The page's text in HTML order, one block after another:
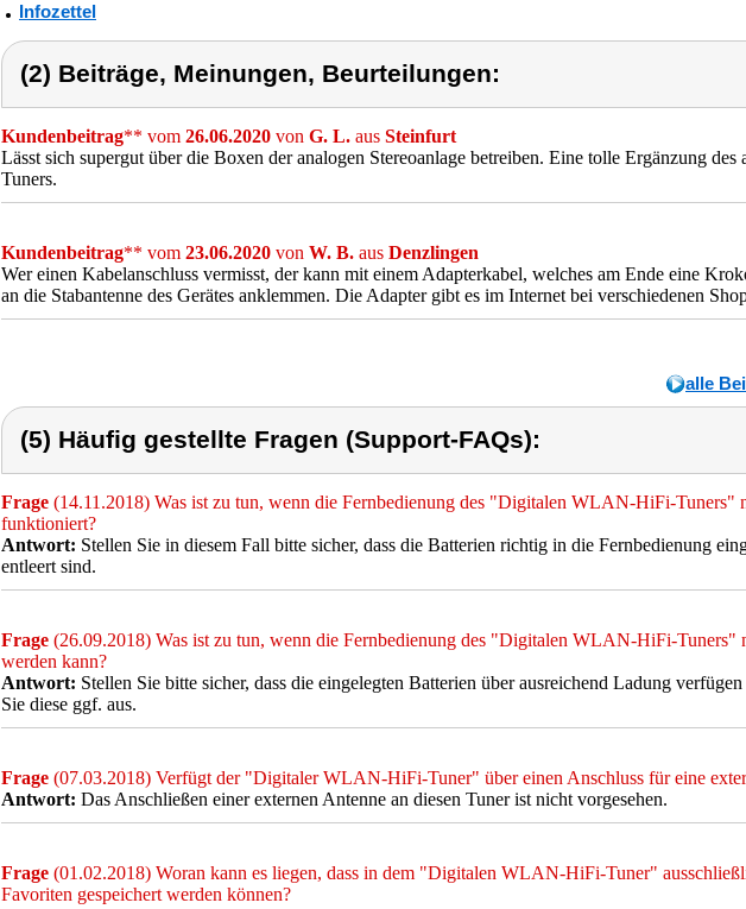
Infozettel
(2) Beiträge, Meinungen, Beurteilungen:
Kundenbeitrag** vom 26.06.2020 von G. L. aus Steinfurt
Lässt sich supergut über die Boxen der analogen Stereoanlage betreiben. Eine tolle Ergänzung des
Tuners.
Kundenbeitrag** vom 23.06.2020 von W. B. aus Denzlingen
Wer einen Kabelanschluss vermisst, der kann mit einem Adapterkabel, welches am Ende eine
an die Stabantenne des Gerätes anklemmen. Die Adapter gibt es im Internet bei verschiedenen
alle
(5) Häufig gestellte Fragen (Support-FAQs):
Frage (14.11.2018) Was ist zu tun, wenn die Fernbedienung des "Digitalen WLAN-HiFi-Tuners"
funktioniert?
Antwort: Stellen Sie in diesem Fall bitte sicher, dass die Batterien richtig in die Fernbedienung
entleert sind.
Frage (26.09.2018) Was ist zu tun, wenn die Fernbedienung des "Digitalen WLAN-HiFi-Tuners"
werden kann?
Antwort: Stellen Sie bitte sicher, dass die eingelegten Batterien über ausreichend Ladung
Sie diese ggf. aus.
Frage (07.03.2018) Verfügt der "Digitaler WLAN-HiFi-Tuner" über einen Anschluss für eine
Antwort: Das Anschließen einer externen Antenne an diesen Tuner ist nicht vorgesehen.
Frage (01.02.2018) Woran kann es liegen, dass in dem "Digitalen WLAN-HiFi-Tuner"
Favoriten gespeichert werden können?